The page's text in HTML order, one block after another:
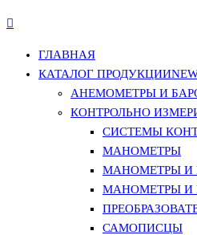
ГЛАВНАЯ
КАТАЛОГ ПРОДУКЦИИ
АНЕМОМЕТРЫ И
КОНТРОЛЬНО
СИСТЕМЫ
МАНОМЕТРЫ
МАНОМЕТРЫ И
МАНОМЕТРЫ И
САМОПИСЦЫ